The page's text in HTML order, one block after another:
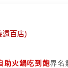
遠百店)
助火鍋吃到飽界名